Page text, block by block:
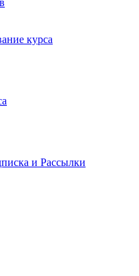
курса
и Рассылки